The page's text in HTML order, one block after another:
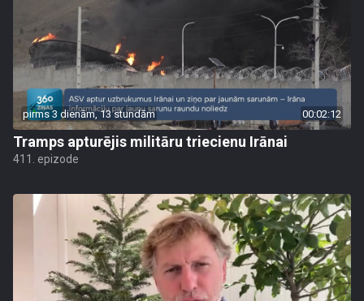
pirms 3 dienām, 13 stundām 00:02:12
Tramps apturējis militāru triecienu Irānai
411. epizode